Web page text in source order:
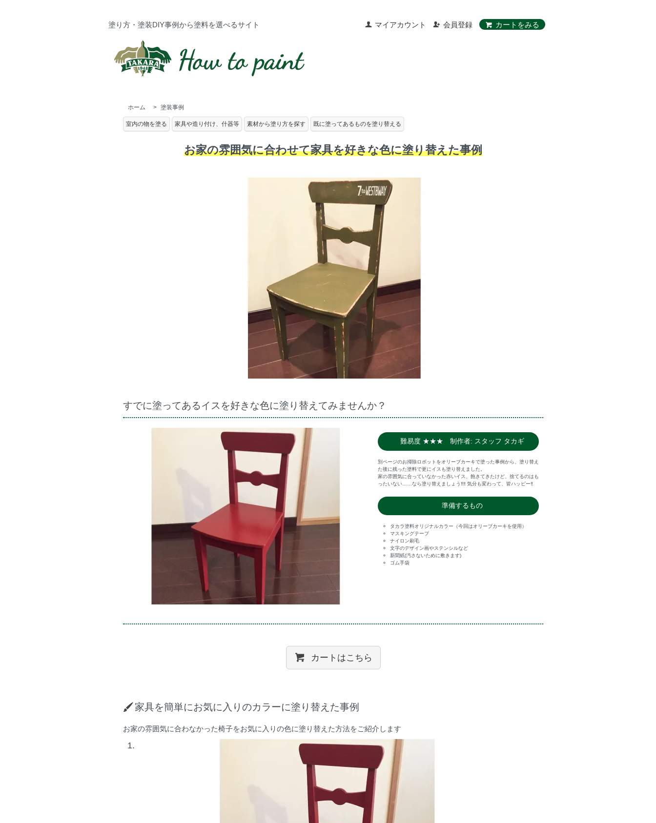
マイアカウント 会員登録 カートをみる
塗り方・塗装DIY事例から塗料を選べるサイト
ホーム > 塗装事例
室内の物を塗る 家具や造り付け、什器等 素材から塗り方を探す 既に塗ってあるものを塗り替える
お家の雰囲気に合わせて家具を好きな色に塗り替えた事例
すでに塗ってあるイスを好きな色に塗り替えてみませんか？
難易度 ★★★ 制作者: スタッフ タカギ
別ページのお掃除ロボットをオリーブカーキで塗った事例から、塗り替え
た後に残った塗料で更にイスも塗り替えました。
家の雰囲気に合っていなかった赤いイス、飽きてきたけど、捨てるのはも
ったいない……なら塗り替えましょう‼‼ 気分も変わって、皆ハッピー‼
準備するもの
タカラ塗料オリジナルカラー（今回はオリーブカーキを使用）
マスキングテープ
ナイロン刷毛
文字のデザイン画やステンシルなど
新聞紙(汚さないために敷きます)
ゴム手袋
カートはこちら
家具を簡単にお気に入りのカラーに塗り替えた事例
お家の雰囲気に合わなかった椅子をお気に入りの色に塗り替えた方法をご紹介します
1.